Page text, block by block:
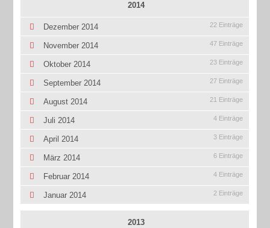
2014
Dezember 2014 22 Einträge
November 2014 47 Einträge
Oktober 2014 23 Einträge
September 2014 27 Einträge
August 2014 21 Einträge
Juli 2014 4 Einträge
April 2014 3 Einträge
März 2014 6 Einträge
Februar 2014 4 Einträge
Januar 2014 2 Einträge
2013